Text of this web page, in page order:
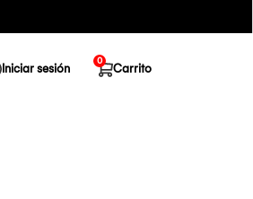
Iniciar sesión Carrito
0